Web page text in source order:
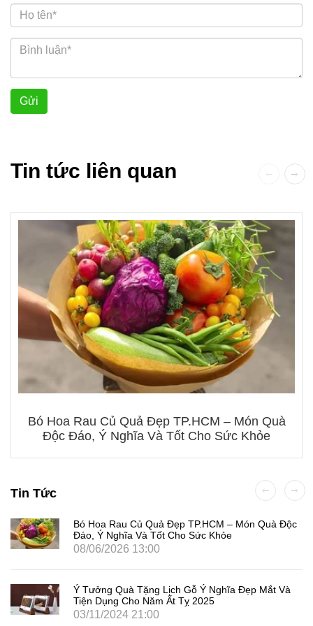
Gửi
Tin tức liên quan
Bó Hoa Rau Củ Quả Đẹp TP.HCM – Món Quà
Độc Đáo, Ý Nghĩa Và Tốt Cho Sức Khỏe
Tin Tức
Bó Hoa Rau Củ Quả Đẹp TP.HCM – Món Quà Độc
Đáo, Ý Nghĩa Và Tốt Cho Sức Khỏe
08/06/2026 13:00
Ý Tưởng Quà Tặng Lịch Gỗ Ý Nghĩa Đẹp Mắt Và
Tiện Dụng Cho Năm Ất Tỵ 2025
03/11/2024 21:00